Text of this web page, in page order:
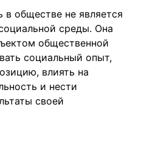
обществе не является
среды. Она
общественной
социальный опыт,
влиять на
и нести
своей